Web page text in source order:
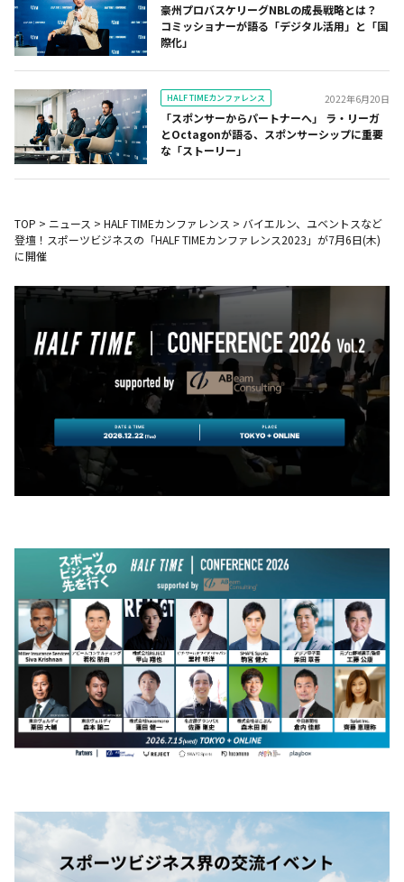
豪州プロバスケリーグNBLの成長戦略とは？
コミッショナーが語る「デジタル活用」と「国
際化」
HALF TIMEカンファレンス 2022年6月20日
「スポンサーからパートナーへ」 ラ・リーガ
とOctagonが語る、スポンサーシップに重要
な「ストーリー」
TOP > ニュース > HALF TIMEカンファレンス > バイエルン、ユベントスなど
登壇！スポーツビジネスの「HALF TIMEカンファレンス2023」が7月6日(木)
に開催